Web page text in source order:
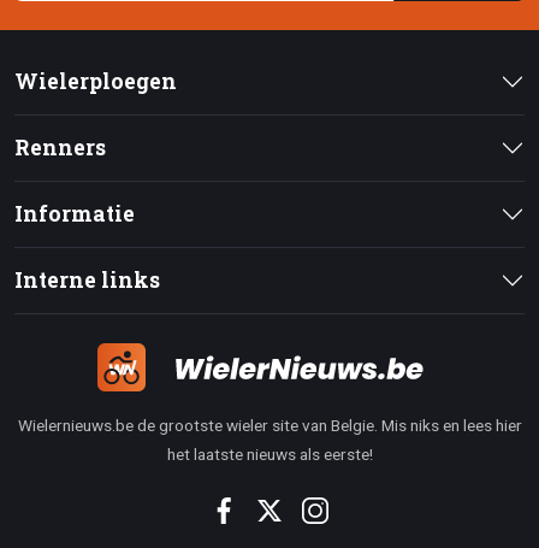
Wielerploegen
Renners
Informatie
Interne links
Wielernieuws.be de grootste wieler site van Belgie. Mis niks en lees hier
het laatste nieuws als eerste!